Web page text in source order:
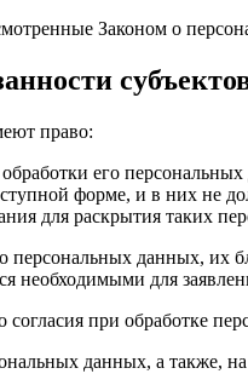
Законом о
право:
его персональных
форме, и в них не
для раскрытия таких
персональных данных,
необходимыми для
при обработке
данных, а также,